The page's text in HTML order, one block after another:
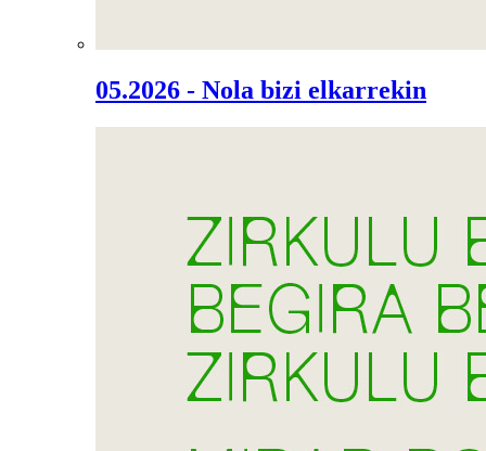
05.2026 - Nola bizi elkarrekin